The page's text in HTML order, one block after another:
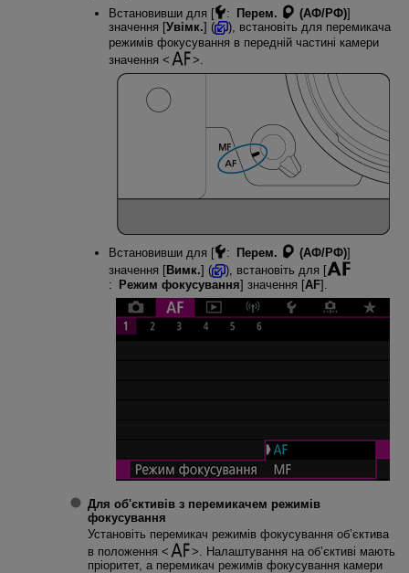
Встановивши для [
: Перем. (АФ/РФ)]
значення [Увімк.] (
), встановіть для перемикача
режимів фокусування в передній частині камери
значення
Встановивши для [ : Перем. (АФ/РФ)]
значення [Вимк.] (
), встановіть для [
:
Режим фокусування] значення [AF].
Для об'єктивів з перемикачем режимів
фокусування
Установіть перемикач режимів фокусування об’єктива
в положення
. Налаштування на об’єктиві мають
пріоритет, а перемикач режимів фокусування камери